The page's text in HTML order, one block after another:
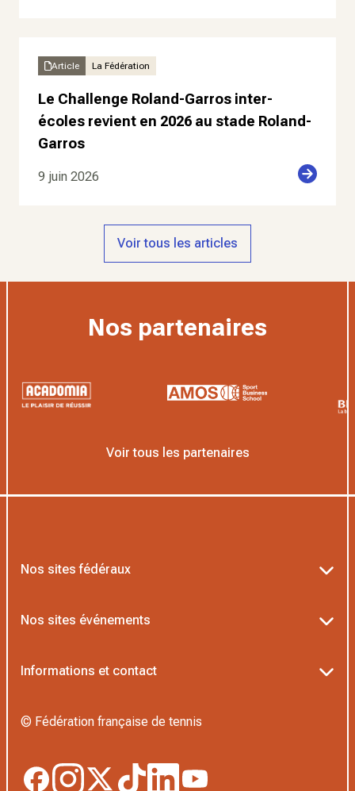
Article La Fédération
Le Challenge Roland-Garros inter-
écoles revient en 2026 au stade Roland-
Garros
9 juin 2026
Voir tous les articles
Nos partenaires
Voir tous les partenaires
Nos sites fédéraux
L’Institut Formation Tennis
Proshop FFT
Nos sites événements
Boutique Officielle
Informations et contact
Politique des cookies
© Fédération française de tennis